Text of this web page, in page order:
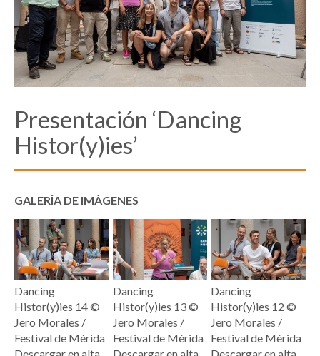
Presentación ‘Dancing
Histor(y)ies’
GALERÍA DE IMÁGENES
Dancing
Histor(y)ies 14 ©
Jero Morales /
Festival de Mérida
Dancing
Histor(y)ies 13 ©
Jero Morales /
Festival de Mérida
Dancing
Histor(y)ies 12 ©
Jero Morales /
Festival de Mérida